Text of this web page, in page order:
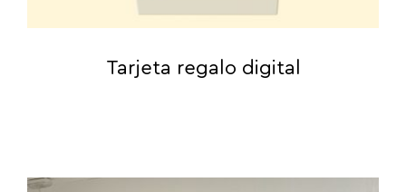
Tarjeta regalo digital